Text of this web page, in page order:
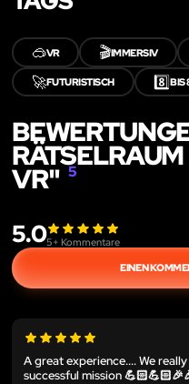
🥽VR 🎬IMMERSIV
🚀FUTURISTISCH 8️⃣BIS
VR"5
5.05+ Kommentare
EINEN
A great experience.... We
successful mission